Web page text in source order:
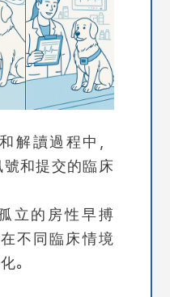
解讀過程中，
和提交的臨床
立的房性早搏
不同臨床情境
。